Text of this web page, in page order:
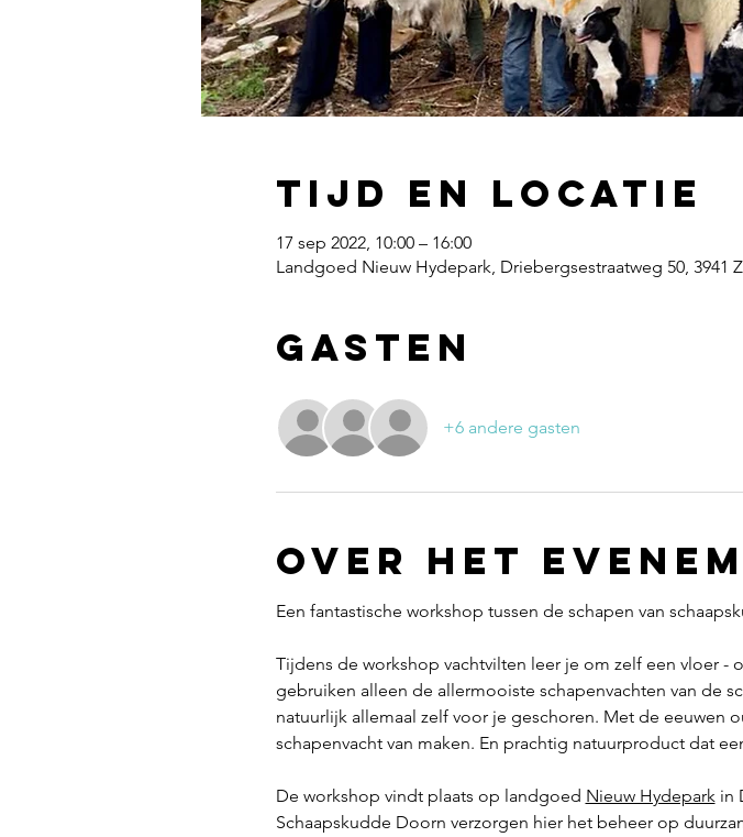
Tijd en locatie
17 sep 2022, 10:00 – 16:00
Landgoed Nieuw Hydepark, Driebergsestraatweg 50, 3941
Gasten
+6 andere gasten
Over het
Een fantastische workshop tussen de schapen​ van
Tijdens de workshop vachtvilten leer je om zelf een vloer -
gebruiken alleen de allermooiste schapenvachten van de
natuurlijk allemaal zelf voor je geschoren. Met de eeuwen
schapenvacht van maken. En prachtig natuurproduct dat
De workshop vindt plaats op landgoed Nieuw Hydepark in
Schaapskudde Doorn verzorgen hier het beheer op